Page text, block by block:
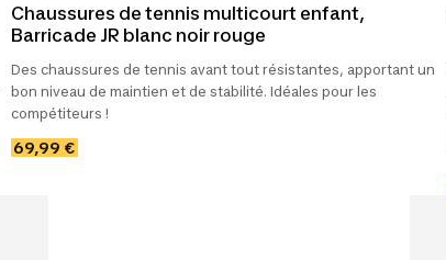
Chaussures de tennis multicourt enfant,
Barricade JR blanc noir rouge
Des chaussures de tennis avant tout résistantes, apportant un
bon niveau de maintien et de stabilité. Idéales pour les
compétiteurs !
69,99 €